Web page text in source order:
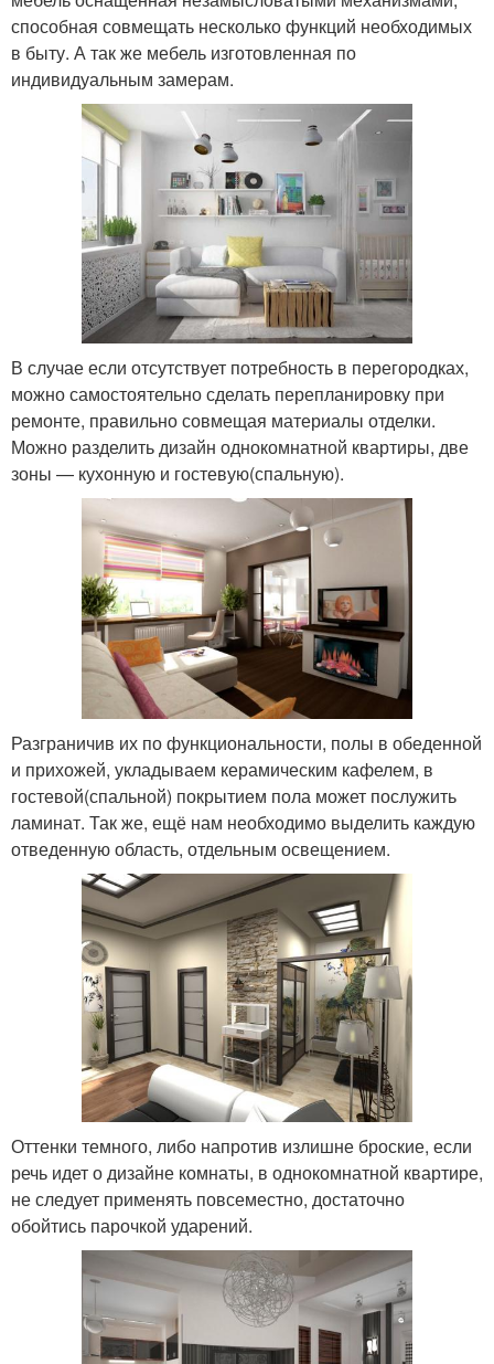
способная совмещать несколько функций необходимых
в быту. А так же мебель изготовленная по
индивидуальным замерам.
В случае если отсутствует потребность в перегородках,
можно самостоятельно сделать перепланировку при
ремонте, правильно совмещая материалы отделки.
Можно разделить дизайн однокомнатной квартиры, две
зоны — кухонную и гостевую(спальную).
Разграничив их по функциональности, полы в обеденной
и прихожей, укладываем керамическим кафелем, в
гостевой(спальной) покрытием пола может послужить
ламинат. Так же, ещё нам необходимо выделить каждую
отведенную область, отдельным освещением.
Оттенки темного, либо напротив излишне броские, если
речь идет о дизайне комнаты, в однокомнатной квартире,
не следует применять повсеместно, достаточно
обойтись парочкой ударений.